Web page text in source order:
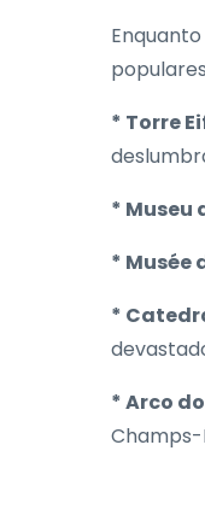
* Torre
* Museu
* Musée
*
* Arco
Champs-